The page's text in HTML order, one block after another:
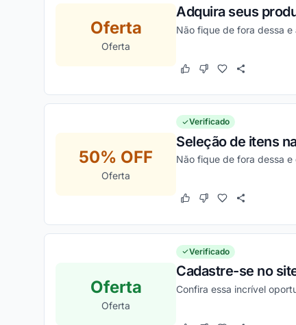
Oferta
Oferta
Adquira seus
Não fique de fora dessa
Este cupom funcionou
Este cupom não
50% OFF
Oferta
Verificado
Seleção de itens
Não fique de fora dessa
Este cupom funcionou
Este cupom não
Oferta
Oferta
Verificado
Cadastre-se no
Confira essa incrível